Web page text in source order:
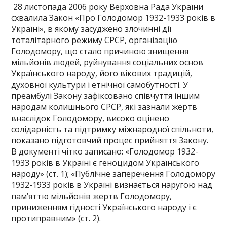
28 листопада 2006 року Верховна Рада України
схвалила Закон «Про Голодомор 1932-1933 років в
Україні», в якому засуджено злочинні дії
тоталітарного режиму СРСР, організацію
Голодомору, що стало причиною знищення
мільйонів людей, руйнування соціальних основ
Українського народу, його вікових традицій,
духовної культури і етнічної самобутності. У
преамбулі Закону зафіксовано співчуття іншим
народам колишнього СРСР, які зазнали жертв
внаслідок Голодомору, високо оцінено
солідарність та підтримку міжнародної спільноти,
показано підготовчий процес прийняття Закону.
В документі чітко записано: «Голодомор 1932-
1933 років в Україні є геноцидом Українського
народу» (ст. 1); «Публічне заперечення Голодомору
1932-1933 років в Україні визнається наругою над
пам’яттю мільйонів жертв Голодомору,
приниженням гідності Українського народу і є
протиправним» (ст. 2).